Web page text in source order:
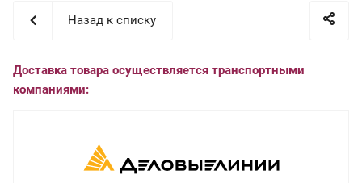
Назад к списку
Доставка товара осуществляется транспортными
компаниями: